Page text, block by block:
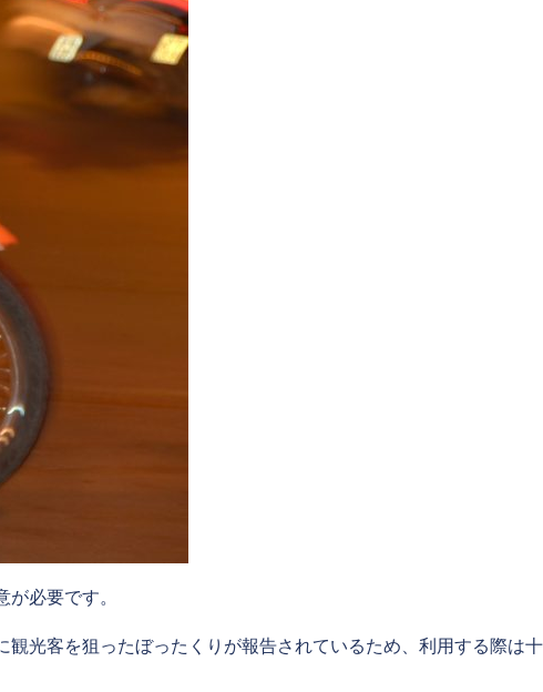
必要です。
光客を狙ったぼったくりが報告されているため、利用する際は十